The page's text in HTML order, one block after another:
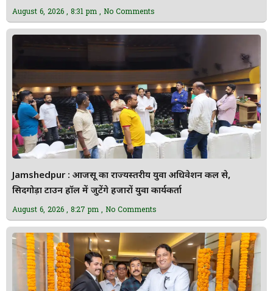
August 6, 2026 8:31 pm No Comments
Jamshedpur : आजसू का राज्यस्तरीय युवा अधिवेशन कल से,
सिदगोड़ा टाउन हॉल में जुटेंगे हजारों युवा कार्यकर्ता
August 6, 2026 8:27 pm No Comments